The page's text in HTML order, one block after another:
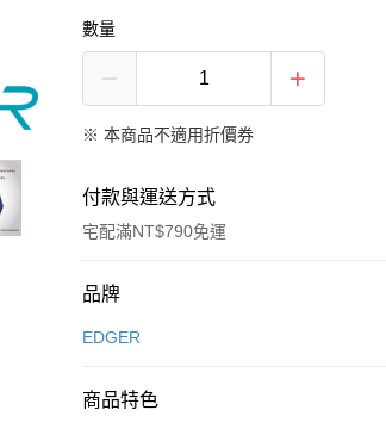
數量
※ 本商品不適用折價券
付款與運送方式
宅配滿NT$790免運
付款方式
信用卡一次付款
品牌
EDGER
商品特色